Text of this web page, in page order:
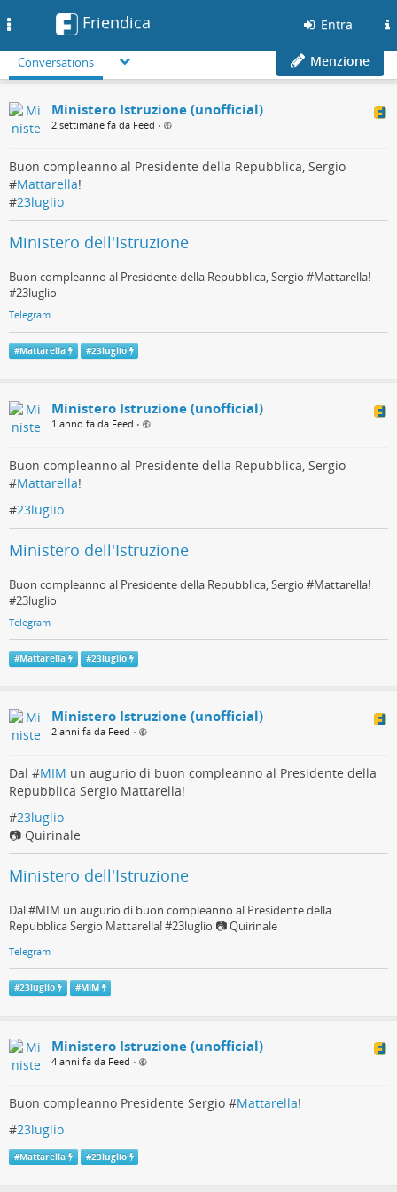
Friendica Entra
Conversations Menzione
Ministero Istruzione (unofficial)
2 settimane fa da Feed •
Buon compleanno al Presidente della Repubblica, Sergio
#Mattarella!
#23luglio
Ministero dell'Istruzione
Buon compleanno al Presidente della Repubblica, Sergio #Mattarella!
#23luglio
Telegram
#Mattarella #23luglio
Ministero Istruzione (unofficial)
1 anno fa da Feed •
Buon compleanno al Presidente della Repubblica, Sergio
#Mattarella!
#23luglio
Ministero dell'Istruzione
Buon compleanno al Presidente della Repubblica, Sergio #Mattarella!
#23luglio
Telegram
#Mattarella #23luglio
Ministero Istruzione (unofficial)
2 anni fa da Feed •
Dal #MIM un augurio di buon compleanno al Presidente della
Repubblica Sergio Mattarella!
#23luglio
📷 Quirinale
Ministero dell'Istruzione
Dal #MIM un augurio di buon compleanno al Presidente della
Repubblica Sergio Mattarella! #23luglio 📷 Quirinale
Telegram
#23luglio #MIM
Ministero Istruzione (unofficial)
4 anni fa da Feed •
Buon compleanno Presidente Sergio #Mattarella!
#23luglio
#Mattarella #23luglio